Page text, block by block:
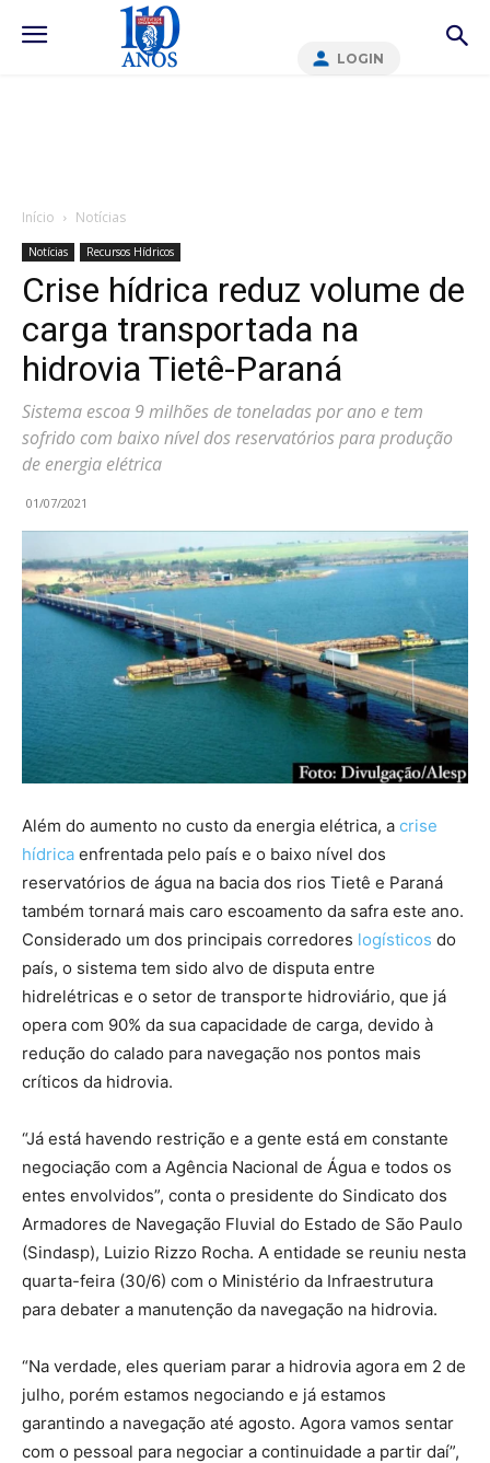
LOGIN
Início Notícias
Notícias Recursos Hídricos
Crise hídrica reduz volume de
carga transportada na
hidrovia Tietê-Paraná
Sistema escoa 9 milhões de toneladas por ano e tem
sofrido com baixo nível dos reservatórios para produção
de energia elétrica
01/07/2021
Além do aumento no custo da energia elétrica, a crise
hídrica enfrentada pelo país e o baixo nível dos
reservatórios de água na bacia dos rios Tietê e Paraná
também tornará mais caro escoamento da safra este ano.
Considerado um dos principais corredores logísticos do
país, o sistema tem sido alvo de disputa entre
hidrelétricas e o setor de transporte hidroviário, que já
opera com 90% da sua capacidade de carga, devido à
redução do calado para navegação nos pontos mais
críticos da hidrovia.
“Já está havendo restrição e a gente está em constante
negociação com a Agência Nacional de Água e todos os
entes envolvidos”, conta o presidente do Sindicato dos
Armadores de Navegação Fluvial do Estado de São Paulo
(Sindasp), Luizio Rizzo Rocha. A entidade se reuniu nesta
quarta-feira (30/6) com o Ministério da Infraestrutura
para debater a manutenção da navegação na hidrovia.
“Na verdade, eles queriam parar a hidrovia agora em 2 de
julho, porém estamos negociando e já estamos
garantindo a navegação até agosto. Agora vamos sentar
com o pessoal para negociar a continuidade a partir daí”,